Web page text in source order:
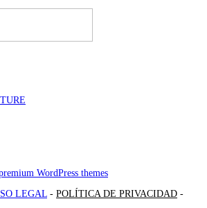
WordPress themes
LEGAL - POLÍTICA DE PRIVACIDAD -